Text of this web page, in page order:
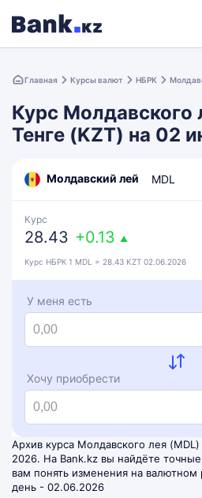
Главная Курсы валют НБРК
Курс Молдавского
Тенге (KZT) на 02
Молдавский лей MDL
Курс
28.43 +0.13 ▲
Курс НБРК 1 MDL = 28.43 KZT 02.06.2026
У меня есть
Хочу приобрести
Архив курса Молдавского лея
2026. На Bank.kz вы найдёте
вам понять изменения на валютном
день - 02.06.2026